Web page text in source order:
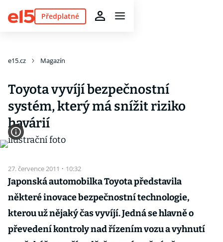
Předplatné
e15.cz Magazín
Toyota vyvíjí bezpečnostní
systém, který má snížit riziko
havárií
27. července 2011 · 10:32
Japonská automobilka Toyota představila
některé inovace bezpečnostní technologie,
kterou už nějaký čas vyvíjí. Jedná se hlavně o
převedení kontroly nad řízením vozu a vyhnutí